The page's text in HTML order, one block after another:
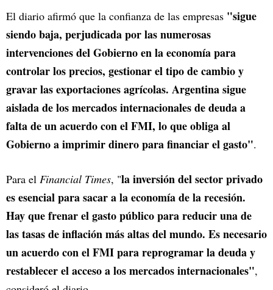
El diario afirmó que la confianza de las empresas "sigue
siendo baja, perjudicada por las numerosas
intervenciones del Gobierno en la economía para
controlar los precios, gestionar el tipo de cambio y
gravar las exportaciones agrícolas. Argentina sigue
aislada de los mercados internacionales de deuda a
falta de un acuerdo con el FMI, lo que obliga al
Gobierno a imprimir dinero para financiar el gasto".
Para el Financial Times, "la inversión del sector privado
es esencial para sacar a la economía de la recesión.
Hay que frenar el gasto público para reducir una de
las tasas de inflación más altas del mundo. Es necesario
un acuerdo con el FMI para reprogramar la deuda y
restablecer el acceso a los mercados internacionales",